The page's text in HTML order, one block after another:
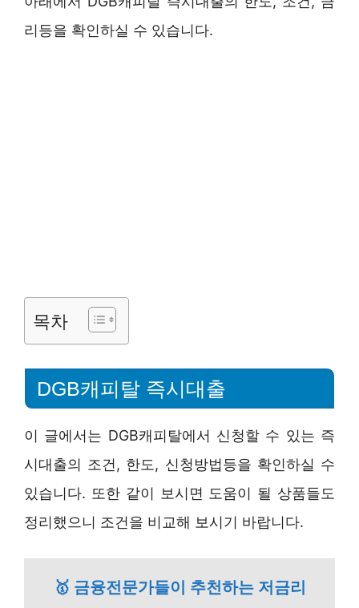
리등을 확인하실 수 있습니다.
목차
DGB캐피탈 즉시대출
이 글에서는 DGB캐피탈에서 신청할 수 있는 즉
시대출의 조건, 한도, 신청방법등을 확인하실 수
있습니다. 또한 같이 보시면 도움이 될 상품들도
정리했으니 조건을 비교해 보시기 바랍니다.
🥇 금융전문가들이 추천하는 저금리